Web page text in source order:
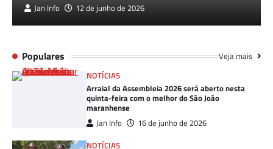
Jan Info 12 de junho de 2026
Populares Veja mais
NOTÍCIAS
Arraial da Assembleia 2026 será aberto nesta
quinta-feira com o melhor do São João
maranhense
Jan Info
16 de junho de 2026
NOTÍCIAS